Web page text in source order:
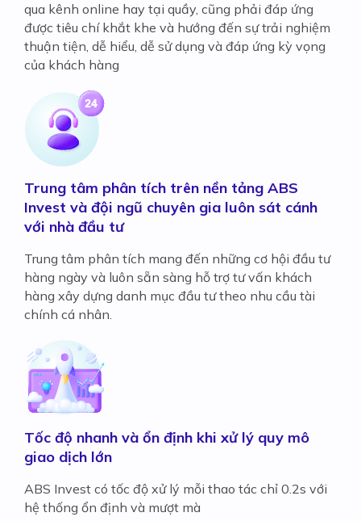
qua kênh online hay tại quầy, cũng phải đáp ứng
được tiêu chí khắt khe và hướng đến sự trải nghiệm
thuận tiện, dễ hiểu, dễ sử dụng và đáp ứng kỳ vọng
của khách hàng
Trung tâm phân tích trên nền tảng ABS
Invest và đội ngũ chuyên gia luôn sát cánh
với nhà đầu tư
Trung tâm phân tích mang đến những cơ hội đầu tư
hàng ngày và luôn sẵn sàng hỗ trợ tư vấn khách
hàng xây dựng danh mục đầu tư theo nhu cầu tài
chính cá nhân.
Tốc độ nhanh và ổn định khi xử lý quy mô
giao dịch lớn
ABS Invest có tốc độ xử lý mỗi thao tác chỉ 0.2s với
hệ thống ổn định và mượt mà